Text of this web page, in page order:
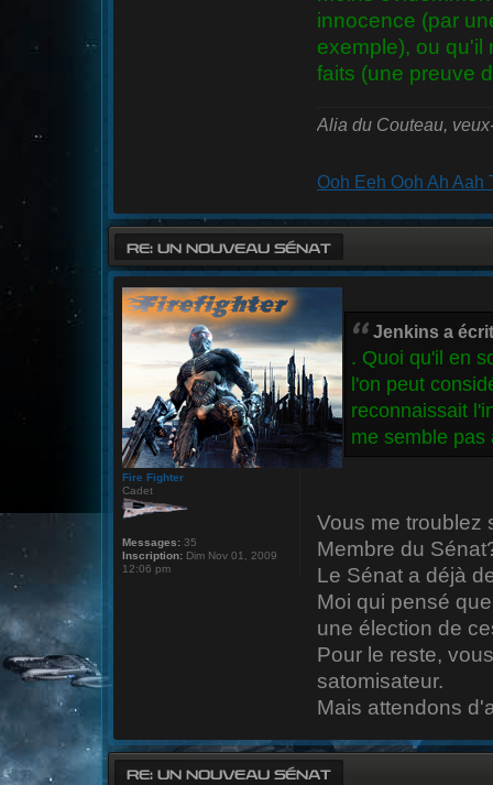
innocence (par
exemple), ou qu'il
faits (une preuve
Alia du Couteau,
Ooh Eeh Ooh Ah Aah
RE: UN NOUVEAU SÉNAT
Jenkins a
. Quoi qu'il en
l'on peut
reconnaissait
me semble pas
Vous me troublez
Membre du
Le Sénat a déjà
Moi qui pensé
une élection de
Pour le reste,
satomisateur.
Mais attendons
Fire Fighter
Cadet
Messages: 35
Inscription: Dim Nov 01, 2009
12:06 pm
RE: UN NOUVEAU SÉNAT